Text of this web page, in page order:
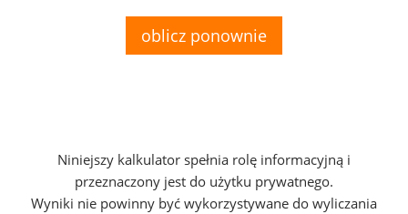
oblicz ponownie
Niniejszy kalkulator spełnia rolę informacyjną i
przeznaczony jest do użytku prywatnego.
Wyniki nie powinny być wykorzystywane do wyliczania